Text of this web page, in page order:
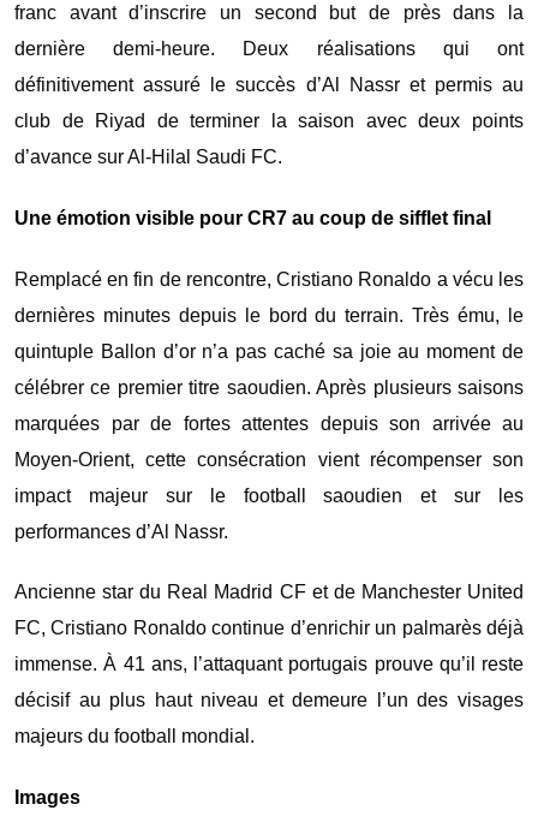
franc avant d’inscrire un second but de près dans la
dernière demi-heure. Deux réalisations qui ont
définitivement assuré le succès d’Al Nassr et permis au
club de Riyad de terminer la saison avec deux points
d’avance surAl-Hilal Saudi FC.
Une émotion visible pour CR7 au coup de sifflet final
Remplacé en fin de rencontre, Cristiano Ronaldo a vécu les
dernières minutes depuis le bord du terrain. Très ému, le
quintuple Ballon d’or n’a pas caché sa joie au moment de
célébrer ce premier titre saoudien. Après plusieurs saisons
marquées par de fortes attentes depuis son arrivée au
Moyen-Orient, cette consécration vient récompenser son
impact majeur sur le football saoudien et sur les
performances d’Al Nassr.
Ancienne star du Real Madrid CFet de Manchester United
FC, Cristiano Ronaldo continue d’enrichir un palmarès déjà
immense. À 41 ans, l’attaquant portugais prouve qu’il reste
décisif au plus haut niveau et demeure l’un des visages
majeurs du football mondial.
Images